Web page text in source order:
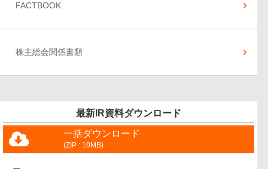
FACTBOOK
株主総会関係書類
最新IR資料ダウンロード
一括ダウンロード
(ZIP : 10MB)